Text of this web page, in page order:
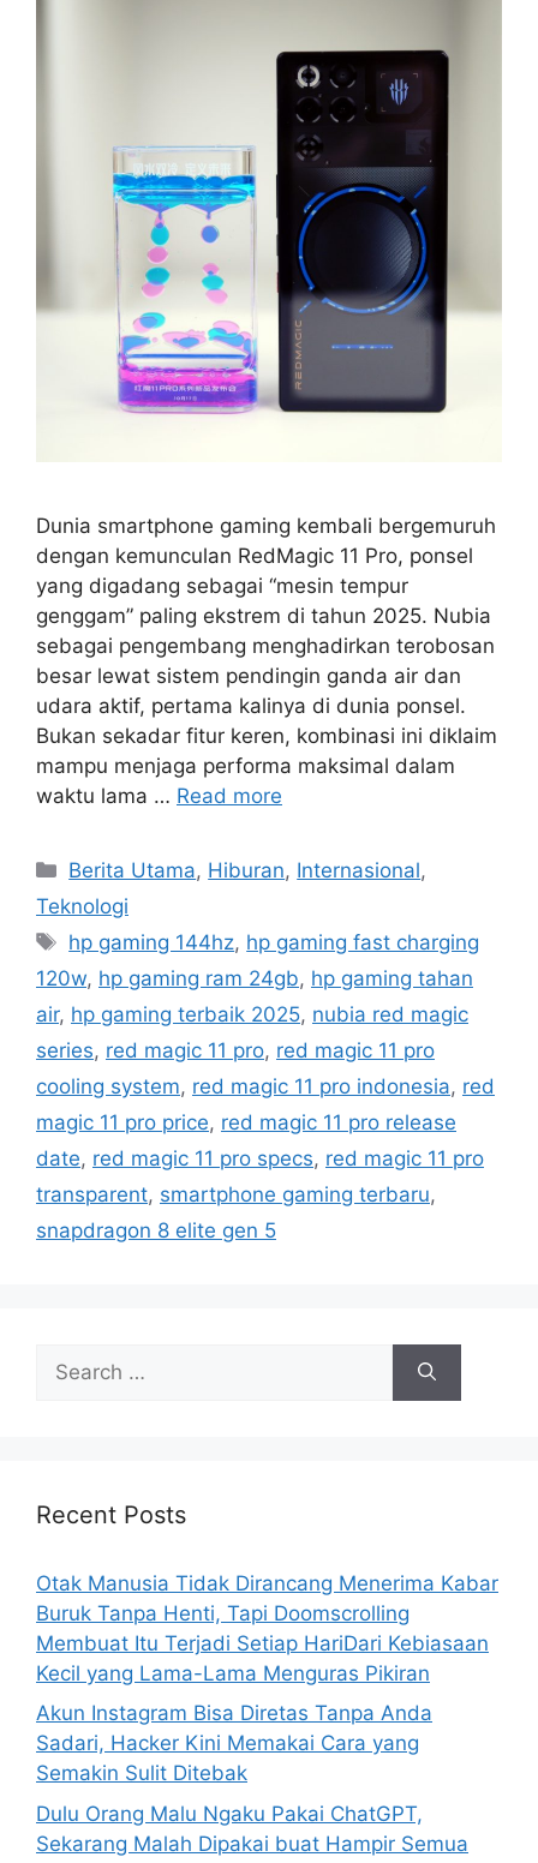
Dunia smartphone gaming kembali bergemuruh
dengan kemunculan RedMagic 11 Pro, ponsel
yang digadang sebagai “mesin tempur
genggam” paling ekstrem di tahun 2025. Nubia
sebagai pengembang menghadirkan terobosan
besar lewat sistem pendingin ganda air dan
udara aktif, pertama kalinya di dunia ponsel.
Bukan sekadar fitur keren, kombinasi ini diklaim
mampu menjaga performa maksimal dalam
waktu lama … Read more
C
e
g
o
r
i
s
Berita Utama, Hiburan, Internasional,
Teknologi
T
a
s
hp gaming 144hz, hp gaming fast charging
120w, hp gaming ram 24gb, hp gaming tahan
air, hp gaming terbaik 2025, nubia red magic
series, red magic 11 pro, red magic 11 pro
cooling system, red magic 11 pro indonesia, red
magic 11 pro price, red magic 11 pro release
date, red magic 11 pro specs, red magic 11 pro
transparent, smartphone gaming terbaru,
snapdragon 8 elite gen 5
h
r
:
Recent Posts
Otak Manusia Tidak Dirancang Menerima Kabar
Buruk Tanpa Henti, Tapi Doomscrolling
Membuat Itu Terjadi Setiap HariDari Kebiasaan
Kecil yang Lama-Lama Menguras Pikiran
Akun Instagram Bisa Diretas Tanpa Anda
Sadari, Hacker Kini Memakai Cara yang
Semakin Sulit Ditebak
Dulu Orang Malu Ngaku Pakai ChatGPT,
Sekarang Malah Dipakai buat Hampir Semua